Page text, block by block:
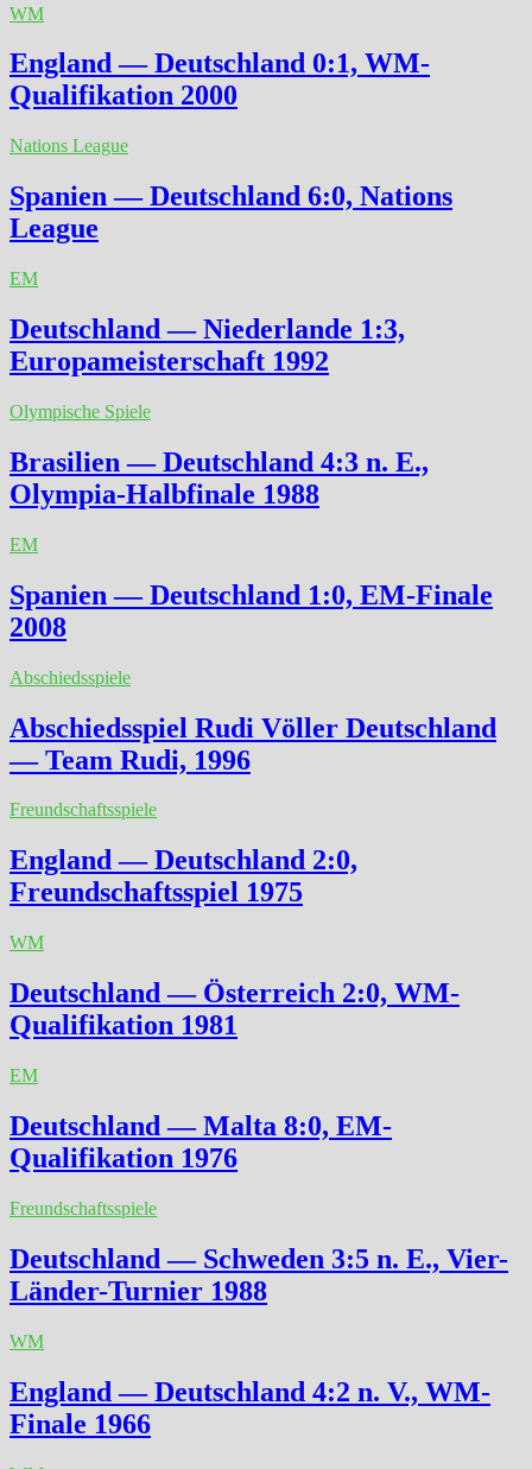
WM
England — Deutschland 0:1, WM-
Qualifikation 2000
Nations League
Spanien — Deutschland 6:0, Nations
League
EM
Deutschland — Niederlande 1:3,
Europameisterschaft 1992
Olympische Spiele
Brasilien — Deutschland 4:3 n. E.,
Olympia-Halbfinale 1988
EM
Spanien — Deutschland 1:0, EM-Finale
2008
Abschiedsspiele
Abschiedsspiel Rudi Völler Deutschland
— Team Rudi, 1996
Freundschaftsspiele
England — Deutschland 2:0,
Freundschaftsspiel 1975
WM
Deutschland — Österreich 2:0, WM-
Qualifikation 1981
EM
Deutschland — Malta 8:0, EM-
Qualifikation 1976
Freundschaftsspiele
Deutschland — Schweden 3:5 n. E., Vier-
Länder-Turnier 1988
WM
England — Deutschland 4:2 n. V., WM-
Finale 1966